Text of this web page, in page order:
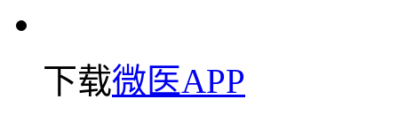
下载微医APP